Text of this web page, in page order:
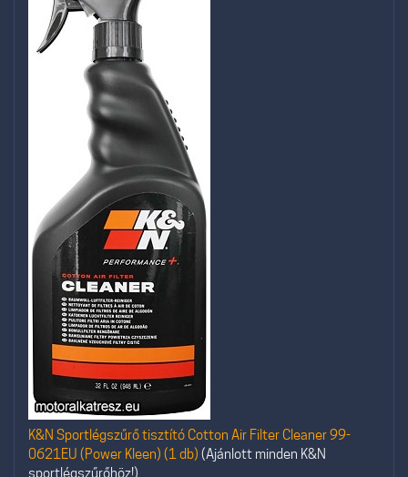
K&N Sportlégszűrő tisztító Cotton Air Filter Cleaner 99-
0621EU (Power Kleen) (1 db) (Ajánlott minden K&N
sportlégszűrőhöz!)